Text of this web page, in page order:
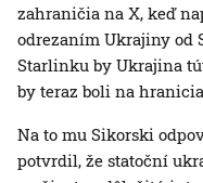
zahraničia na X, keď
odrezaním Ukrajiny od
Starlinku by Ukrajina
by teraz boli na
Na to mu Sikorski
potvrdil, že statoční